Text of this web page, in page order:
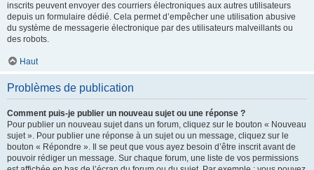
inscrits peuvent envoyer des courriers électroniques aux autres utilisateurs
depuis un formulaire dédié. Cela permet d’empêcher une utilisation abusive
du système de messagerie électronique par des utilisateurs malveillants ou
des robots.
Haut
Problèmes de publication
Comment puis-je publier un nouveau sujet ou une réponse ?
Pour publier un nouveau sujet dans un forum, cliquez sur le bouton « Nouveau
sujet ». Pour publier une réponse à un sujet ou un message, cliquez sur le
bouton « Répondre ». Il se peut que vous ayez besoin d’être inscrit avant de
pouvoir rédiger un message. Sur chaque forum, une liste de vos permissions